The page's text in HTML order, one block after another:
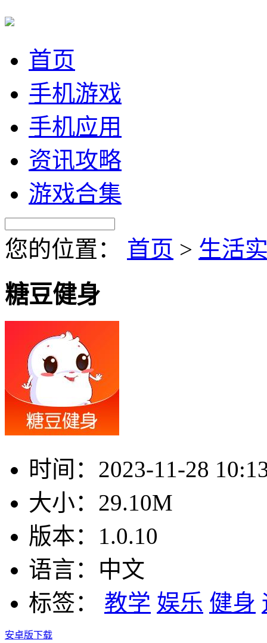
首页
手机游戏
手机应用
资讯攻略
游戏合集
您的位置： 首页 > 生活
糖豆健身
时间： 2023-11-28
大小： 29.10M
版本： 1.0.10
语言： 中文
标签：
教学 娱乐 健身
安卓版下载